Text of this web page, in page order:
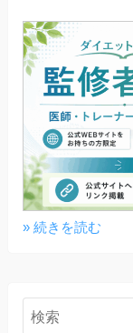
» 続きを読む